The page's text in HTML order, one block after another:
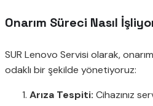
Onarım Süreci Nasıl
SUR Lenovo Servisi olarak,
odaklı bir şekilde yönetiyoruz:
Arıza Tespiti: Cihazınız